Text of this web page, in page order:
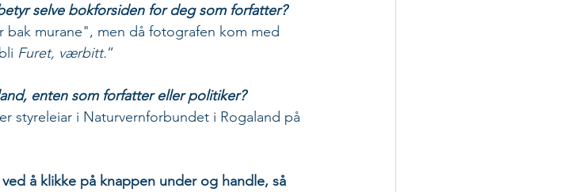
selve bokforsiden for deg som forfatter?
bak murane", men då fotografen kom med
Furet, værbitt.”
enten som forfatter eller politiker?
styreleiar i Naturvernforbundet i Rogaland på
å klikke på knappen under og handle, så